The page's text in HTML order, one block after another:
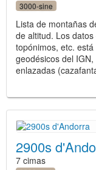
3000-sine
Lista de montañas
de altitud. Los
topónimos, etc.
geodésicos del
enlazadas
2900s
7 cimas